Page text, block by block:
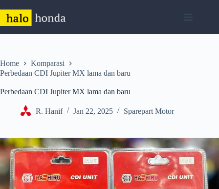
to
content
Home
Komparasi
Perbedaan CDI Jupiter MX lama dan baru
Perbedaan CDI Jupiter MX lama dan baru
R. Hanif Jan 22, 2025 Sparepart Motor